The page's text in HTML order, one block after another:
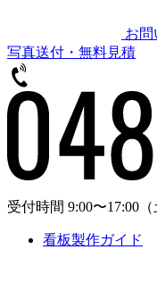
お問
写真送付・無料見積
受付時間 9:00〜17:00
看板製作ガイド